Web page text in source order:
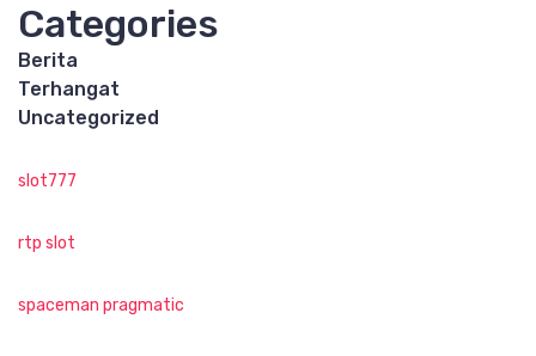
Categories
Berita
Terhangat
Uncategorized
slot777
rtp slot
spaceman pragmatic